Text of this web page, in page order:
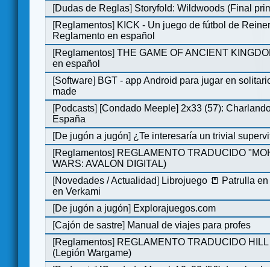
[Dudas de Reglas] Storyfold: Wildwoods (Final
[Reglamentos] KICK - Un juego de fútbol de
Reglamento en español
[Reglamentos]THE GAME OF ANCIENT
en español
[Software] BGT - app Android para jugar en
made
[Podcasts] [Condado Meeple] 2x33 (57):
España
[De jugón a jugón] ¿Te interesaría un trivial
[Reglamentos] REGLAMENTO TRADUCIDO
WARS: AVALON DIGITAL)
[Novedades / Actualidad] Librojuego 📒 Patrulla
en Verkami
[De jugón a jugón] Explorajuegos.com
[Cajón de sastre] Manual de viajes para profes
[Reglamentos] REGLAMENTO TRADUCIDO
(Legión Wargame)